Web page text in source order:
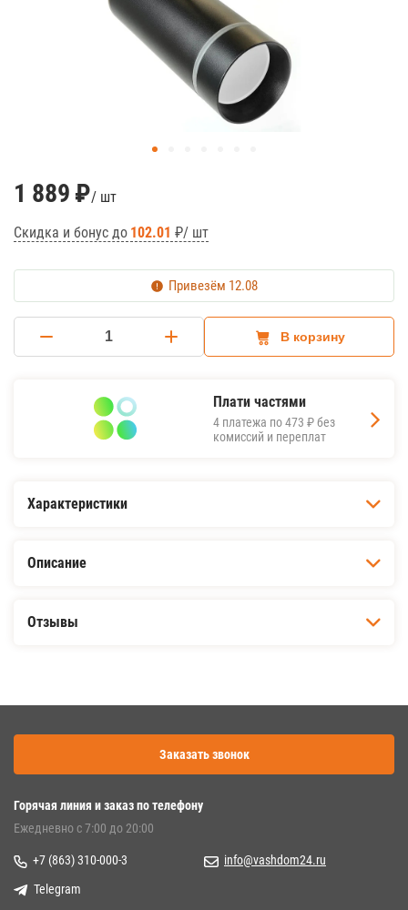
1 889 ₽/ шт
Скидка и бонус до 102.01 ₽/ шт
Привезём 12.08
В корзину
Плати частями
4 платежа по473 ₽без
комиссий и переплат
Характеристики
Описание
Отзывы
Заказать звонок
Горячая линия и заказ по телефону
Ежедневно с 7:00 до 20:00
+7 (863) 310-000-3
info@vashdom24.ru
Telegram